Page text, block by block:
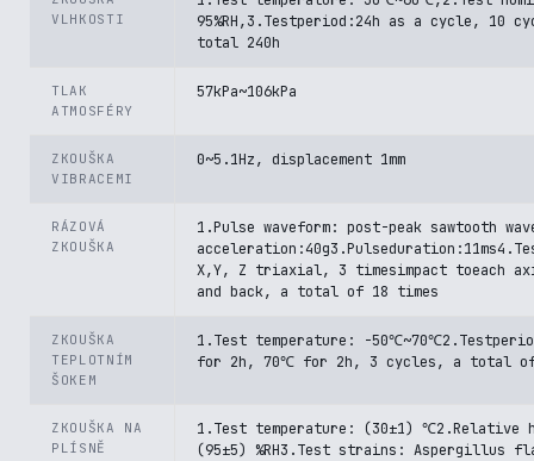
VLHKOSTI
95%RH,3.Testperiod:24h as a cycle, 10
total 240h
TLAK
ATMOSFÉRY
57kPa~106kPa
ZKOUŠKA
VIBRACEMI
0~5.1Hz, displacement 1mm
RÁZOVÁ
ZKOUŠKA
1.Pulse waveform: post-peak sawtooth
X,Y, Z triaxial, 3 timesimpact toeach
and back, a total of 18 times
ZKOUŠKA
TEPLOTNÍM
ŠOKEM
1.Test temperature: -
for 2h, 70℃ for 2h, 3 cycles, a total of
ZKOUŠKA NA
PLÍSNĚ
1.Test temperature: (30±1) ℃2.Relative
(95±5) %RH3.Test strains: Aspergillus